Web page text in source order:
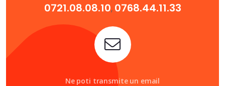
0721.08.08.10, 0768.44.11.33
Ne poti transmite un email